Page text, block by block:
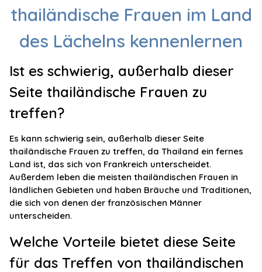
thailändische Frauen im Land
des Lächelns kennenlernen
Ist es schwierig, außerhalb dieser
Seite thailändische Frauen zu
treffen?
Es kann schwierig sein, außerhalb dieser Seite
thailändische Frauen zu treffen, da Thailand ein fernes
Land ist, das sich von Frankreich unterscheidet.
Außerdem leben die meisten thailändischen Frauen in
ländlichen Gebieten und haben Bräuche und Traditionen,
die sich von denen der französischen Männer
unterscheiden.
Welche Vorteile bietet diese Seite
für das Treffen von thailändischen